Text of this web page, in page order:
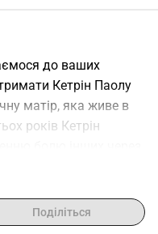
до ваших
Кетрін Паолу
матір, яка живе в
років Кетрін
напругу,
болем, і ці ж
нашу
Поділіться